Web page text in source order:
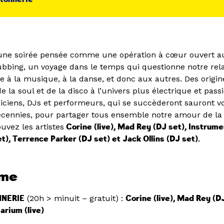
soirée pensée comme une opération à cœur ouvert
un voyage dans le temps qui questionne notre
à la musique, à la danse, et donc aux autres. Des
la soul et de la disco à l’univers plus électrique et
DJs et performeurs, qui se succèderont sauront
pour partager tous ensemble notre amour de
les artistes Corine (live), Mad Rey (DJ set),
Terrence Parker (DJ set) et Jack Ollins (DJ set).
(20h > minuit – gratuit) :Corine (live), Mad Rey
(live)